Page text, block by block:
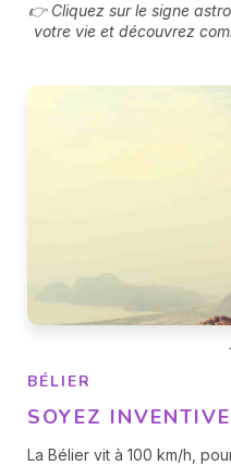
👉 Cliquez sur le signe
votre vie et découvrez
BÉLIER
SOYEZ INVENTIVE
La Bélier vit à 100 km/h,